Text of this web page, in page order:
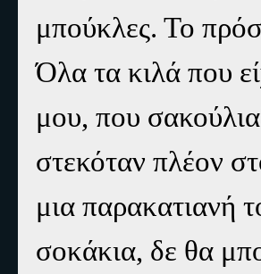
μπούκλες. Το
Όλα τα κιλά που
μου, που
στεκόταν πλέον
μια παρακατιανή
σοκάκια, δε θα